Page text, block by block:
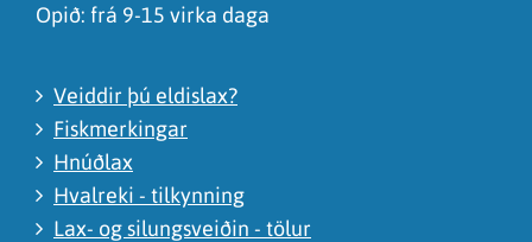
Opið: frá 9-15 virka daga
Veiddir þú eldislax?
Fiskmerkingar
Hnúðlax
Hvalreki - tilkynning
Lax- og silungsveiðin - tölur